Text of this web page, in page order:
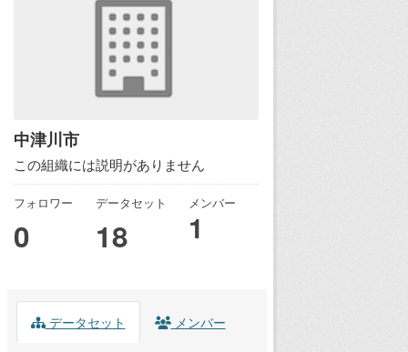
中津川市
この組織には説明がありません
フォロワー
0
データセット
18
メンバー
1
データセット メンバー